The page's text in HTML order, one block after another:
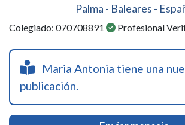
Palma - Baleares -
Colegiado: 070708891 Profesional
Maria Antonia tiene una
publicación.